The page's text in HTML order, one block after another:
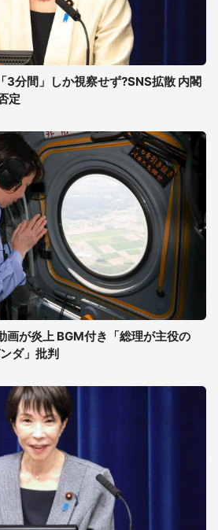
3分間」しか視察せず?SNS拡散 内閣
定
画が炎上 BGM付き「総理が主役の
ダ」批判